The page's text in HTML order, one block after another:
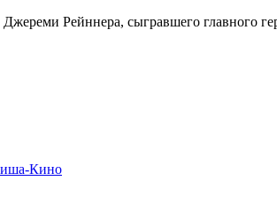
Рейннера, сыгравшего главного
Кино